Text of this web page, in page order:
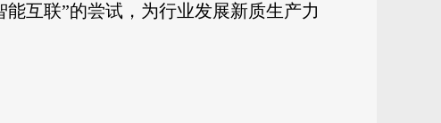
互联”的尝试，为行业发展新质生产力